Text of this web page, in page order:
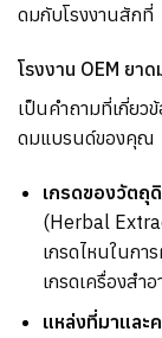
ดมกับโรงงานสักที่
โรงงาน OEM ยา
เป็นคำถามที่เกี่ยว
ดมแบรนด์ของคุณ
เกรดของวัตถุ
(Herbal
เกรดไหนในกา
เกรดเครื่องสำอ
แหล่งที่มาและ